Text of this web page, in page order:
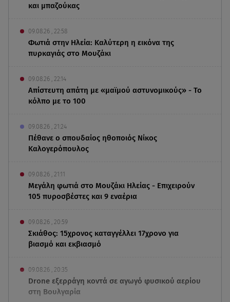
και μπαζούκας
09.08.26 , 22:58
Φωτιά στην Ηλεία: Καλύτερη η εικόνα της
πυρκαγιάς στο Μουζάκι
09.08.26 , 22:14
Απίστευτη απάτη με «μαϊμού αστυνομικούς» - Το
κόλπο με το 100
09.08.26 , 21:24
Πέθανε ο σπουδαίος ηθοποιός Νίκος
Καλογερόπουλος
09.08.26 , 21:11
Μεγάλη φωτιά στο Μουζάκι Ηλείας - Επιχειρούν
105 πυροσβέστες και 9 εναέρια
09.08.26 , 20:59
Σκιάθος: 15χρονος καταγγέλλει 17χρονο για
βιασμό και εκβιασμό
09.08.26 , 20:35
Drone εξερράγη κοντά σε αγωγό φυσικού αερίου
στη Βουλγαρία